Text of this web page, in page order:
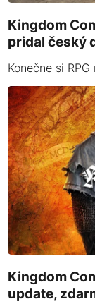
Kingdom
pridal český
Konečne si
Kingdom
update,